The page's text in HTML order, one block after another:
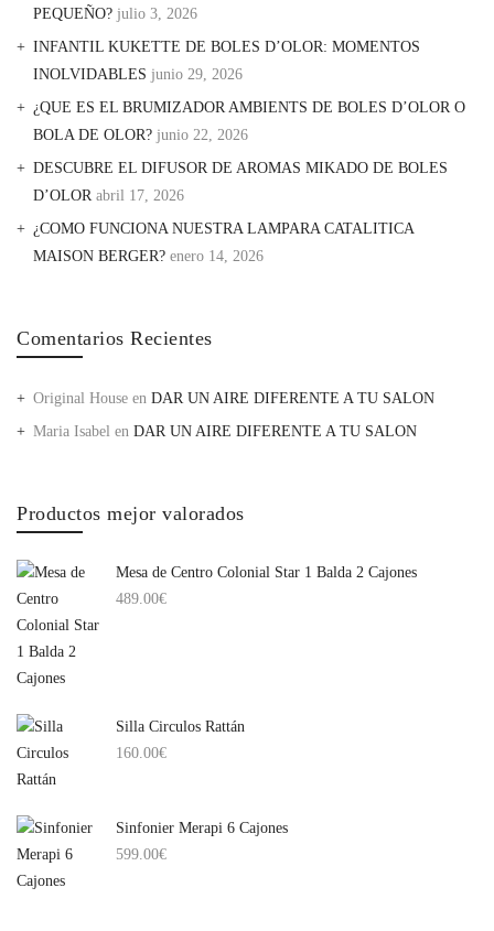
PEQUEÑO? julio 3, 2026
INFANTIL KUKETTE DE BOLES D’OLOR: MOMENTOS
INOLVIDABLES junio 29, 2026
¿QUE ES EL BRUMIZADOR AMBIENTS DE BOLES D’OLOR O
BOLA DE OLOR? junio 22, 2026
DESCUBRE EL DIFUSOR DE AROMAS MIKADO DE BOLES
D’OLOR abril 17, 2026
¿COMO FUNCIONA NUESTRA LAMPARA CATALITICA
MAISON BERGER? enero 14, 2026
Comentarios Recientes
Original House en DAR UN AIRE DIFERENTE A TU SALON
Maria Isabel en DAR UN AIRE DIFERENTE A TU SALON
Productos mejor valorados
Mesa de Centro Colonial Star 1 Balda 2 Cajones
489.00€
Silla Circulos Rattán
160.00€
Sinfonier Merapi 6 Cajones
599.00€